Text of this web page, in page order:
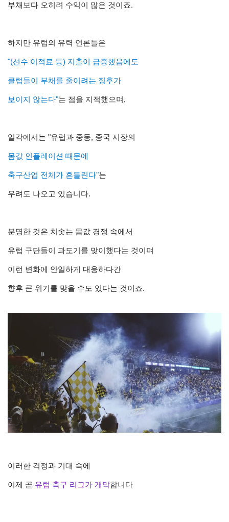
부채보다 오히려 수익이 많은 것이죠.
하지만 유럽의 유력 언론들은
"(선수 이적료 등) 지출이 급증했음에도
클럽들이 부채를 줄이려는 징후가
보이지 않는다"는 점을 지적했으며,
일각에서는 "유럽과 중동, 중국 시장의
몸값 인플레이션 때문에
축구산업 전체가 흔들린다"는
우려도 나오고 있습니다.
분명한 것은 치솟는 몸값 경쟁 속에서
유럽 구단들이 과도기를 맞이했다는 것이며
이런 변화에 안일하게 대응하다간
향후 큰 위기를 맞을 수도 있다는 것이죠.
이러한 걱정과 기대 속에
이제 곧 유럽 축구 리그가 개막합니다